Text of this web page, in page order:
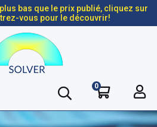
bas que le prix publié, cliquez sur
vous pour le découvrir!
0